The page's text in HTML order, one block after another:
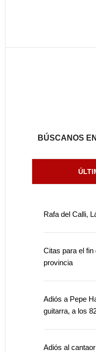
BÚSCANOS
Rafa del Calli,
Citas para el
provincia
Adiós a Pepe
guitarra, a los
Adiós al